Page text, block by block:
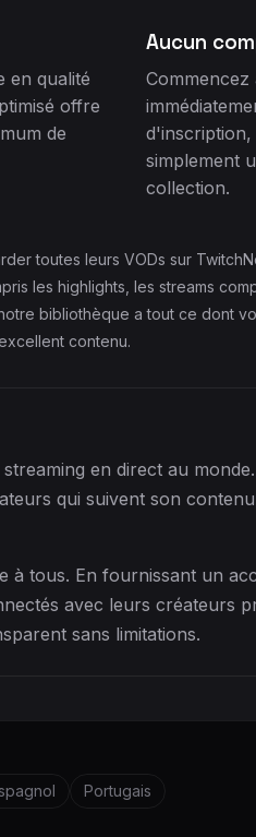
en qualité
offre
de
Aucun
Commencez
d'inscription,
simplement
collection.
toutes leurs VODs sur
les highlights, les streams
bibliothèque a tout ce dont
contenu.
en direct au
qui suivent son
tous. En fournissant un
avec leurs créateurs
sans limitations.
Portugais